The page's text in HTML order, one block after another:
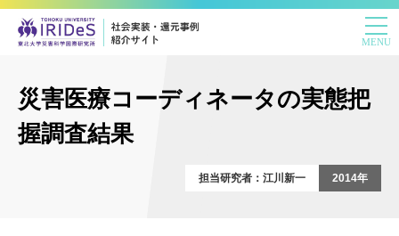
災害医療コーディネータの実態把
握調査結果
担当研究者：江川新一 2014年